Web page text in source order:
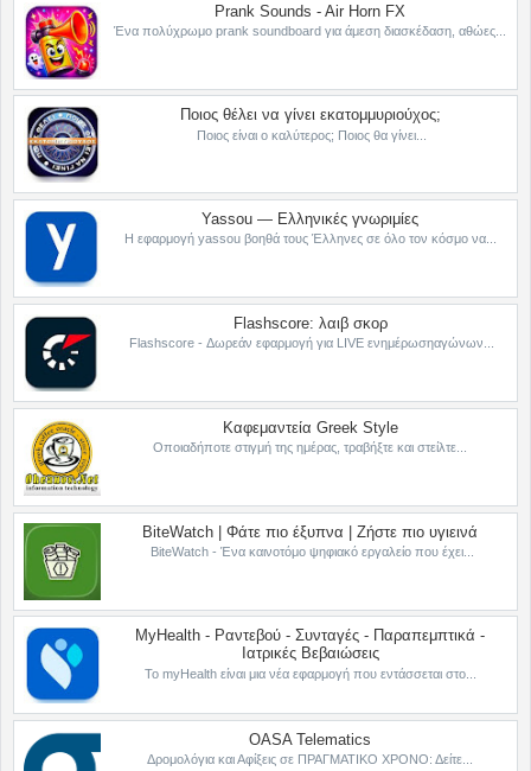
Prank Sounds - Air Horn FX
Ένα πολύχρωμο prank soundboard για άμεση διασκέδαση, αθώες...
Ποιος θέλει να γίνει εκατομμυριούχος;
Ποιος είναι ο καλύτερος; Ποιος θα γίνει...
Yassou — Ελληνικές γνωριμίες
Η εφαρμογή yassou βοηθά τους Έλληνες σε όλο τον κόσμο να...
Flashscore: λαιβ σκορ
Flashscore - Δωρεάν εφαρμογή για LIVE ενημέρωσηαγώνων...
Καφεμαντεία Greek Style
Οποιαδήποτε στιγμή της ημέρας, τραβήξτε και στείλτε...
BiteWatch | Φάτε πιο έξυπνα | Ζήστε πιο υγιεινά
BiteWatch - Ένα καινοτόμο ψηφιακό εργαλείο που έχει...
MyHealth - Ραντεβού - Συνταγές - Παραπεμπτικά -
Ιατρικές Βεβαιώσεις
Το myHealth είναι μια νέα εφαρμογή που εντάσσεται στο...
OASA Telematics
Δρομολόγια και Αφίξεις σε ΠΡΑΓΜΑΤΙΚΟ ΧΡΟΝΟ: Δείτε...